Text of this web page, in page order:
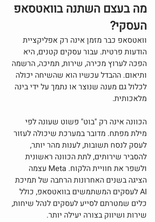
מה בעצם השתנה בוואטסאפ
העסקי?
וואטסאפ כבר מזמן אינה רק אפליקציית
הודעות פרטית. עבור עסקים קטנים, היא
הפכה לערוץ מכירה, שירות, תמיכה, הרשמה
ותיאום. ההבדל עכשיו הוא שהשיחה יכולה
לכלול גם מענה שנוצר או נתמך על ידי בינה
מלאכותית.
הכוונה אינה רק "בוט" פשוט שעונה לפי
מילת מפתח. מדובר במערכת שיכולה לעזור
לעסק לנסח תשובות, לענות מהר יותר,
להסביר שירותים, לתת הכוונה ראשונית
ולשפר את חוויית הלקוח. Meta עצמה
הציגה בשנים האחרונות הרחבה של תמיכת
AI לעסקים המשתמשים בוואטסאפ, כולל
כלים שמטרתם לסייע לעסקים לנהל שיחות,
שירות ושיווק בצורה יעילה יותר.